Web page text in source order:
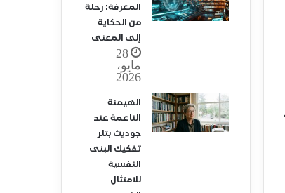
المعرفة: رحلة
من الحكاية
إلى المعنى
28
مايو،
2026
الهيمنة
الناعمة عند
جوديث بتلر
تفكيك البنى
النفسية
للامتثال